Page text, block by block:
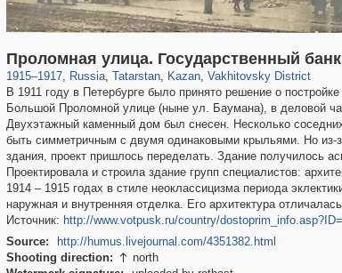
Проломная улица. Государственный банк
1915–1917, Russia
1,406,257 29,243
, Tatarstan
16,583 179
, Kazan
13,016 103
, Vakhitovsky District
9,905 67
В 1911 году в Петербурге было принято решение о
Большой Проломной улице (ныне ул. Баумана), в деловой
Двухэтажный каменный дом был снесен. Несколько
быть симметричным с двумя одинаковыми крыльями. Но из-
здания, проект пришлось переделать. Здание получилось
Проектировала и строила здание групп специалистов:
1914 – 1915 годах в стиле неоклассицизма периода
наружная и внутренняя отделка. Его архитектура
Источник: http://www.votpusk.ru/country/
Source:
http://humus.livejournal.com/4351382.html
Shooting direction:  north